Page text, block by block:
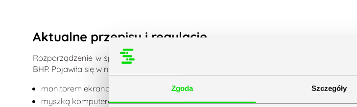
Zgoda Szczegóły
Aktualne przepisy i regulacje
Rozporządzenie w sprawie bezpieczeństwa i higieny pracy na stanowiskach
BHP. Pojawiła się w nim m.in. szczegółowa definicja stanowiska pracy – to przestrzeń
monitorem ekranowym;
myszką komputerową;